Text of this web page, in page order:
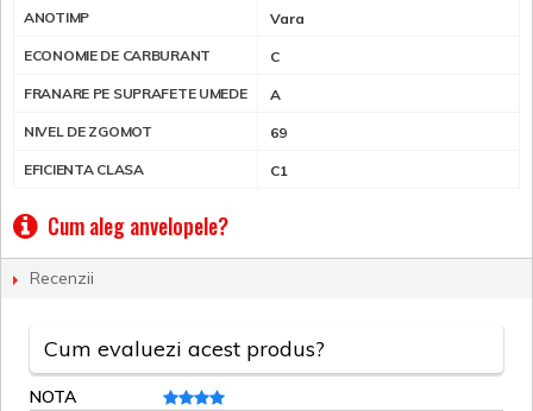
ANOTIMP Vara
ECONOMIE DE CARBURANT C
FRANARE PE SUPRAFETE UMEDE A
NIVEL DE ZGOMOT 69
EFICIENTA CLASA C1
Cum aleg anvelopele?
Recenzii
Cum evaluezi acest produs?
NOTA